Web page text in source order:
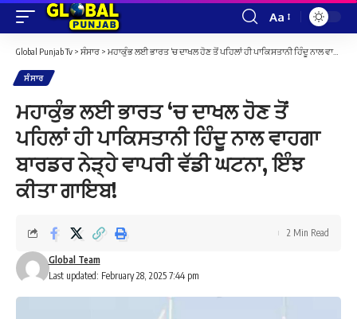
Font
Resizer
Aa
Global Punjab Tv > ਸੰਸਾਰ > ਮਹਾਕੁੰਭ ਲਈ ਭਾਰਤ ‘ਚ ਦਾਖਲ ਹੋਣ ਤੋਂ ਪਹਿਲਾਂ ਹੀ ਪਾਕਿਸਤਾਨੀ ਹਿੰਦੂ ਨਾਲ ਵਾਹਗਾ ਬਾਰਡਰ ਨੇੜ੍ਹੇ ਵਾਪਰੀ ਵੱਡੀ ਘਟਨਾ, ਇੰਝ ਕੀਤਾ ਗਾਇਬ!
ਸੰਸਾਰ
ਮਹਾਕੁੰਭ ਲਈ ਭਾਰਤ ‘ਚ ਦਾਖਲ ਹੋਣ ਤੋਂ
ਪਹਿਲਾਂ ਹੀ ਪਾਕਿਸਤਾਨੀ ਹਿੰਦੂ ਨਾਲ ਵਾਹਗਾ
ਬਾਰਡਰ ਨੇੜ੍ਹੇ ਵਾਪਰੀ ਵੱਡੀ ਘਟਨਾ, ਇੰਝ
ਕੀਤਾ ਗਾਇਬ!
Last updated: February 28, 2025 7:44 pm
Global Team
2 Min Read